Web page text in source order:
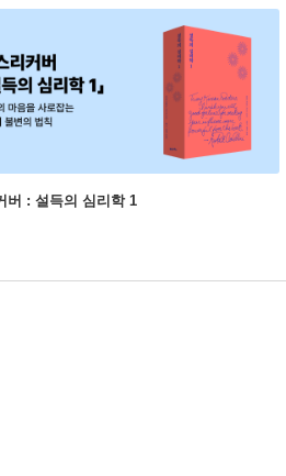
버 : 설득의 심리학 1